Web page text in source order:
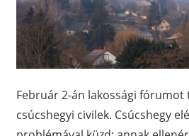
Február 2-án lakossági
csúcshegyi civilek. Csúcshegy